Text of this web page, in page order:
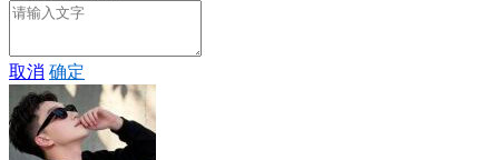
取消 确定